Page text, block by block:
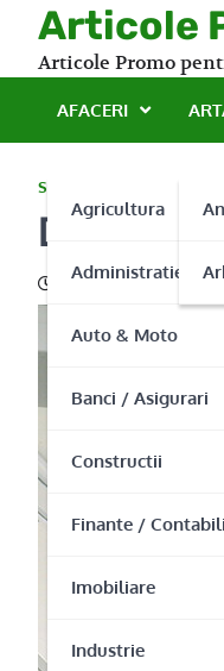
content
Articole
Articole Promo
AFACERI
Agricultura
Administratie
Auto & Moto
Banci / Asigurari
Constructii
Finante /
Imobiliare
Industrie
SANATATE
De ce
07/05/2015